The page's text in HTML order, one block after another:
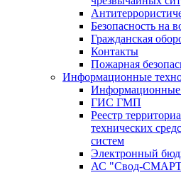
Безопасность на
Гражданская
Контакты
Пожарная
Информационные
Информационные
ГИС ГМП
Реестр
технических
систем
Электронный
АС "Свод-